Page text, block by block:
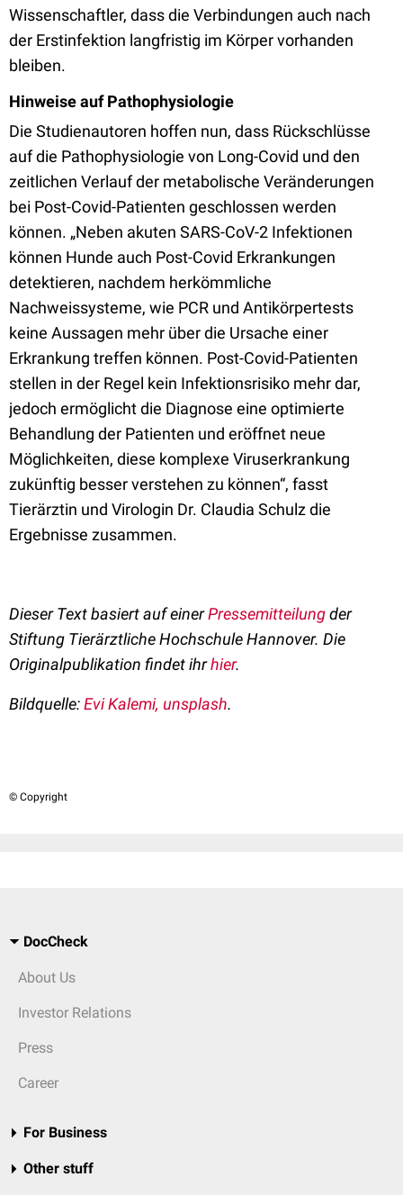
Wissenschaftler, dass die Verbindungen auch nach
der Erstinfektion langfristig im Körper vorhanden
bleiben.
Hinweise auf Pathophysiologie
Die Studienautoren hoffen nun, dass Rückschlüsse
auf die Pathophysiologie von Long-Covid und den
zeitlichen Verlauf der metabolische Veränderungen
bei Post-Covid-Patienten geschlossen werden
können. „Neben akuten SARS-CoV-2 Infektionen
können Hunde auch Post-Covid Erkrankungen
detektieren, nachdem herkömmliche
Nachweissysteme, wie PCR und Antikörpertests
keine Aussagen mehr über die Ursache einer
Erkrankung treffen können. Post-Covid-Patienten
stellen in der Regel kein Infektionsrisiko mehr dar,
jedoch ermöglicht die Diagnose eine optimierte
Behandlung der Patienten und eröffnet neue
Möglichkeiten, diese komplexe Viruserkrankung
zukünftig besser verstehen zu können“, fasst
Tierärztin und Virologin Dr. Claudia Schulz die
Ergebnisse zusammen.
Dieser Text basiert auf einerPressemitteilungder
Stiftung Tierärztliche Hochschule Hannover. Die
Originalpublikation findet ihrhier.
Bildquelle:Evi Kalemi, unsplash.
© Copyright
DocCheck
About Us
Investor Relations
Press
Career
For Business
Other stuff